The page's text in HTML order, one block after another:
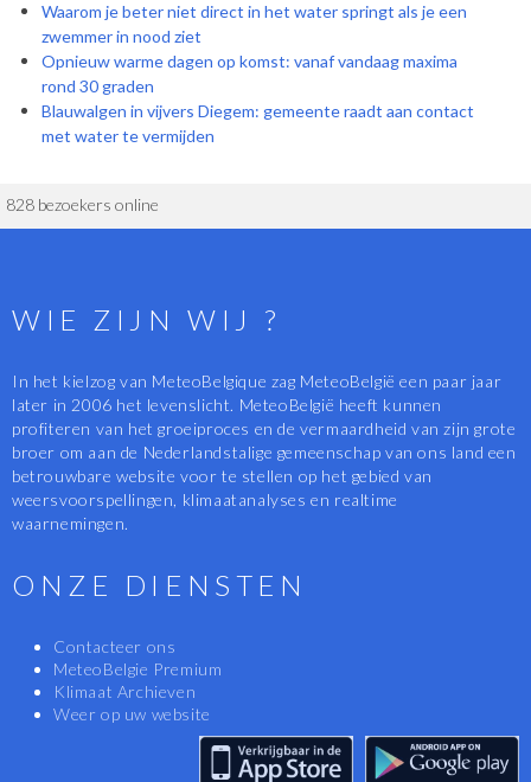
Waarom je beter niet direct in het water springt als je een
zwemmer in nood ziet
Opnieuw warme dagen op komst: vanaf vandaag maxima
rond 30 graden
Blauwalgen in vijvers Diegem: gemeente raadt aan contact
met water te vermijden
828 bezoekers online
WIE ZIJN WIJ ?
In het kielzog van MeteoBelgique zag MeteoBelgië een paar jaar
later in 2006 het levenslicht. MeteoBelgië heeft kunnen
profiteren van het groeiproces en de vermaardheid van zijn grote
broer om aan de Nederlandstalige gemeenschap van ons land een
betrouwbare website voor te stellen op het gebied van
weersvoorspellingen, klimaatanalyses en realtime
waarnemingen.
ONZE DIENSTEN
Contacteer ons
MeteoBelgie Premium
Klimaat Archieven
Weer op uw website